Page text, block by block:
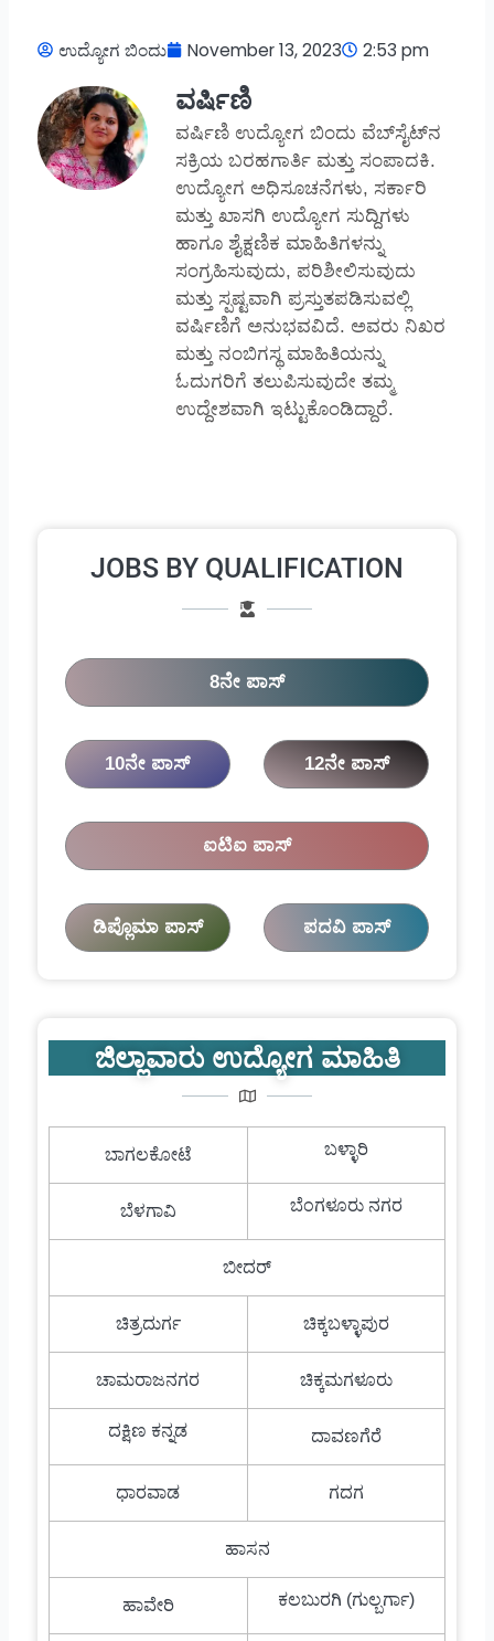
ಉದ್ಯೋಗ ಬಿಂದು November 13, 2023 2:53 pm
ವರ್ಷಿಣಿ
ವರ್ಷಿಣಿ ಉದ್ಯೋಗ ಬಿಂದು ವೆಬ್‌ಸೈಟ್‌ನ
ಸಕ್ರಿಯ ಬರಹಗಾರ್ತಿ ಮತ್ತು ಸಂಪಾದಕಿ.
ಉದ್ಯೋಗ ಅಧಿಸೂಚನೆಗಳು, ಸರ್ಕಾರಿ
ಮತ್ತು ಖಾಸಗಿ ಉದ್ಯೋಗ ಸುದ್ದಿಗಳು
ಹಾಗೂ ಶೈಕ್ಷಣಿಕ ಮಾಹಿತಿಗಳನ್ನು
ಸಂಗ್ರಹಿಸುವುದು, ಪರಿಶೀಲಿಸುವುದು
ಮತ್ತು ಸ್ಪಷ್ಟವಾಗಿ ಪ್ರಸ್ತುತಪಡಿಸುವಲ್ಲಿ
ವರ್ಷಿಣಿಗೆ ಅನುಭವವಿದೆ. ಅವರು ನಿಖರ
ಮತ್ತು ನಂಬಿಗಸ್ಥ ಮಾಹಿತಿಯನ್ನು
ಓದುಗರಿಗೆ ತಲುಪಿಸುವುದೇ ತಮ್ಮ
ಉದ್ದೇಶವಾಗಿ ಇಟ್ಟುಕೊಂಡಿದ್ದಾರೆ.
JOBS BY QUALIFICATION
8ನೇ ಪಾಸ್
10ನೇ ಪಾಸ್ 12ನೇ ಪಾಸ್
ಐಟಿಐ ಪಾಸ್
ಡಿಪ್ಲೊಮಾ ಪಾಸ್ ಪದವಿ ಪಾಸ್
ಜಿಲ್ಲಾವಾರು ಉದ್ಯೋಗ ಮಾಹಿತಿ
ಬಾಗಲಕೋಟೆ ಬಳ್ಳಾರಿ
ಬೆಳಗಾವಿ ಬೆಂಗಳೂರು ನಗರ
ಬೀದರ್
ಚಿತ್ರದುರ್ಗ ಚಿಕ್ಕಬಳ್ಳಾಪುರ
ಚಾಮರಾಜನಗರ ಚಿಕ್ಕಮಗಳೂರು
ದಕ್ಷಿಣ ಕನ್ನಡ ದಾವಣಗೆರೆ
ಧಾರವಾಡ ಗದಗ
ಹಾಸನ
ಹಾವೇರಿ ಕಲಬುರಗಿ (ಗುಲ್ಬರ್ಗಾ)